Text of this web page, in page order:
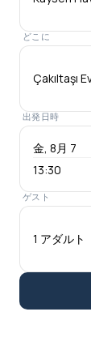
どこに
出発日時
13:30
ゲスト
1 アダルト